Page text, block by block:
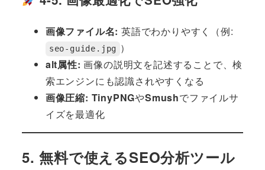
画像ファイル名: 英語でわかりやすく（例:
seo-guide.jpg ）
alt属性: 画像の説明文を記述することで、検
索エンジンにも認識されやすくなる
画像圧縮: TinyPNGやSmushでファイルサ
イズを最適化
5. 無料で使えるSEO分析ツール